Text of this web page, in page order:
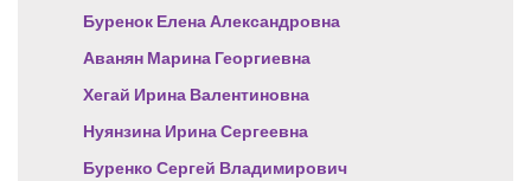
Буренок Елена Александровна
Аванян Марина Георгиевна
Хегай Ирина Валентиновна
Нуянзина Ирина Сергеевна
Буренко Сергей Владимирович